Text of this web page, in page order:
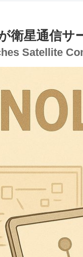
衛星通信サ
Satellite